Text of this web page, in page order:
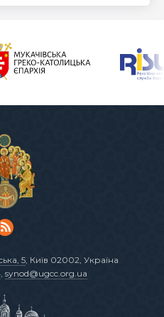
5, Київ 02002, Україна
, synod@ugcc.org.ua